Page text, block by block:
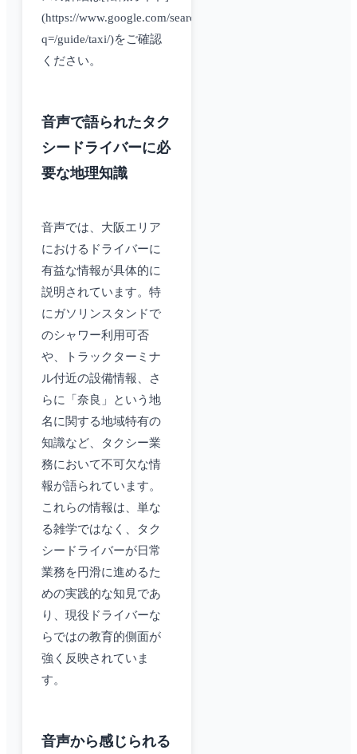
(https://www.google.com/search?
q=/guide/taxi/)をご確認
ください。
音声で語られたタク
シードライバーに必
要な地理知識
音声では、大阪エリア
におけるドライバーに
有益な情報が具体的に
説明されています。特
にガソリンスタンドで
のシャワー利用可否
や、トラックターミナ
ル付近の設備情報、さ
らに「奈良」という地
名に関する地域特有の
知識など、タクシー業
務において不可欠な情
報が語られています。
これらの情報は、単な
る雑学ではなく、タク
シードライバーが日常
業務を円滑に進めるた
めの実践的な知見であ
り、現役ドライバーな
らではの教育的側面が
強く反映されていま
す。
音声から感じられる